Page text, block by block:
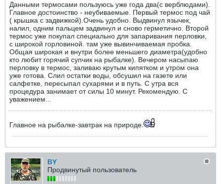
Данными термосами пользуюсь уже года два(с верблюдами).
Главное достоинство - неубиваемые. Первый термос под чай
( крышка с задвижкой).Очень удобно. Выдвинул язычек,
налил, одним пальцем задвинул и сново герметично. Второй
термос уже покупал специально для запаривания перловки,
с широкой горловиной. там уже вывинчиваемая пробка.
Общая широкая и внутри более меньшего диаметра(удобно
кто любит горячий супчик на рыбалке). Вечером насыпаю
перловку в термос, заливаю крутым кипятком и утром она
уже готова. Слил остатки воды, обсушил на газете или
салфетке, пересыпал сухарями и в путь. С утра вся
процедура занимает от силы 10 минут. Рекомендую. С
уважением...
Главное на рыбалке-завтрак на природе.
BY
Продвинутый пользователь